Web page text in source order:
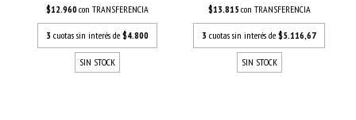
$12.960con TRANSFERENCIA
3 cuotas sin interés de $4.800
SIN STOCK
$13.815con TRANSFERENCIA
3 cuotas sin interés de $5.116,67
SIN STOCK